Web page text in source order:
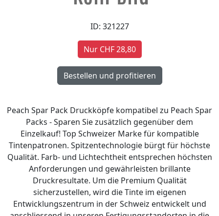
ID: 321227
Nur CHF 28,80
Peach Spar Pack Druckköpfe kompatibel zu Peach Spar
Packs - Sparen Sie zusätzlich gegenüber dem
Einzelkauf! Top Schweizer Marke für kompatible
Tintenpatronen. Spitzentechnologie bürgt für höchste
Qualität. Farb- und Lichtechtheit entsprechen höchsten
Anforderungen und gewährleisten brillante
Druckresultate. Um die Premium Qualität
sicherzustellen, wird die Tinte im eigenen
Entwicklungszentrum in der Schweiz entwickelt und